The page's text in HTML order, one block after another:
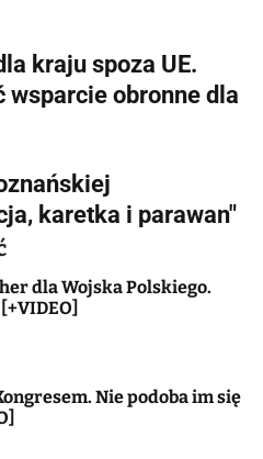
kraju spoza UE.
wsparcie obronne dla
karetka i parawan"
dla Wojska Polskiego.
Nie podoba im się